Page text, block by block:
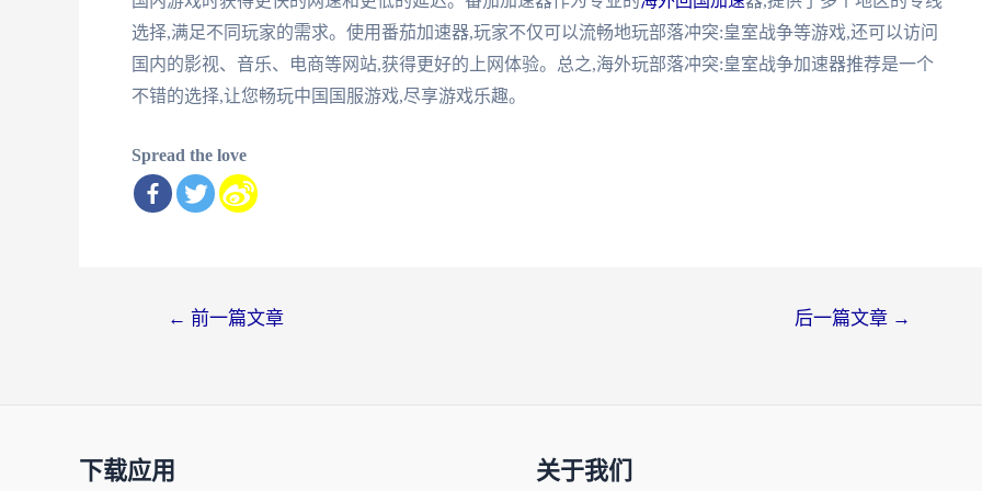
选择,满足不同玩家的需求。使用番茄加速器,玩家不仅可以流畅地玩部落冲突:皇室战争等游戏,还可以访问
国内的影视、音乐、电商等网站,获得更好的上网体验。总之,海外玩部落冲突:皇室战争加速器推荐是一个
不错的选择,让您畅玩中国国服游戏,尽享游戏乐趣。
Spread the love
← 前一篇文章 后一篇文章 →
下载应用 关于我们